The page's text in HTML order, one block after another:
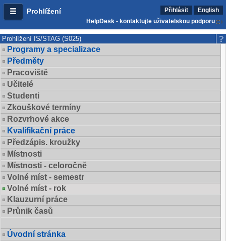
Prohlížení Přihlásit
English
HelpDesk - kontaktujte uživatelskou podporu
Prohlížení IS/STAG (S025)
Programy a specializace
Předměty
Pracoviště
Učitelé
Studenti
Zkouškové termíny
Rozvrhové akce
Kvalifikační práce
Předzápis. kroužky
Místnosti
Místnosti - celoročně
Volné míst - semestr
Volné míst - rok
Klauzurní práce
Průnik časů
Úvodní stránka